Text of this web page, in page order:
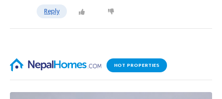
Reply
HOT PROPERTIES